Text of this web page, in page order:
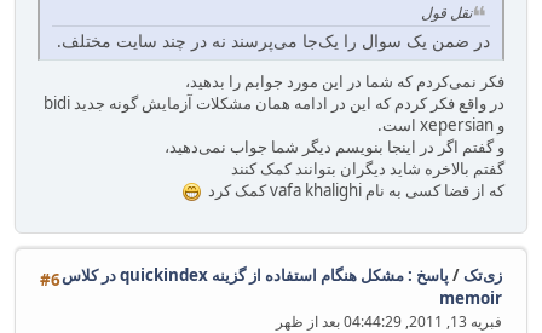
نقل قول
در ضمن یک سوال را یک‌جا می‌پرسند نه در چند سایت مختلف.
فکر نمی‌کردم که شما در این مورد جوابم را بدهید،
در واقع فکر کردم که این در ادامه همان مشکلات آزمایش گونه جدید bidi
و xepersian است.
و گفتم اگر در اینجا بنویسم دیگر شما جواب نمی‌دهید،
گفتم بالاخره شاید دیگران بتوانند کمک کنند
که از قضا کسی به نام vafa khalighi کمک کرد
#6 زی‌تک/
پاسخ : مشکل هنگام استفاده از گزینه quickindex در کلاس
memoir
فبریه 13, 2011, 04:44:29 بعد از ظهر